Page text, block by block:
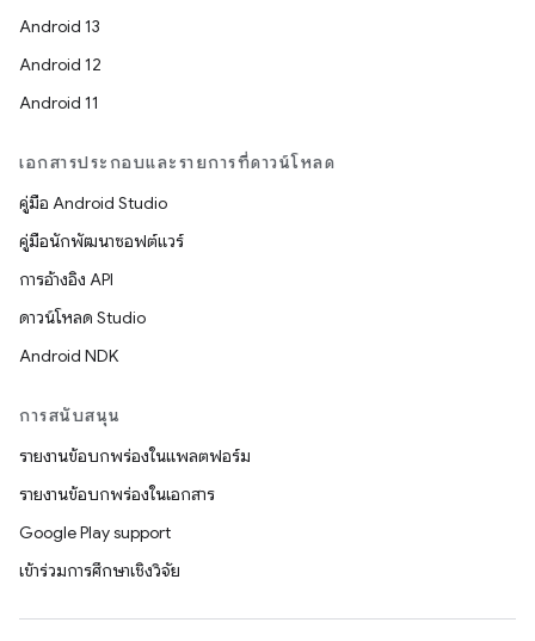
Android 13
Android 12
Android 11
เอกสารประกอบและรายการที่ดาวน์โหลด
คู่มือ Android Studio
คู่มือนักพัฒนาซอฟต์แวร์
การอ้างอิง API
ดาวน์โหลด Studio
Android NDK
การสนับสนุน
รายงานข้อบกพร่องในแพลตฟอร์ม
รายงานข้อบกพร่องในเอกสาร
Google Play support
เข้าร่วมการศึกษาเชิงวิจัย